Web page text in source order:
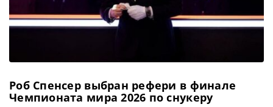
Чемпионом
Кайреном Уилсоном
и одержал
уверенную
Роб Спенсер выбран рефери в финале
Чемпионата мира 2026 по снукеру